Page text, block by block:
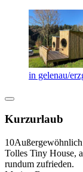
in gelenau/
Kurzurlaub
10Außergewöhnlich
Tolles Tiny House,
rundum zufrieden.